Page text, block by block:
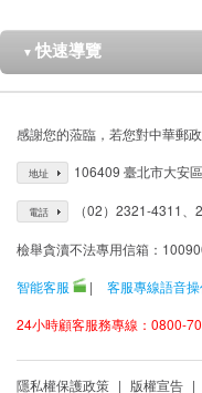
▼ 快速導覽
感謝您的蒞臨，若您對中華郵
地址 106409 臺北市大安
電話 （02）2321-4311
檢舉貪瀆不法專用信箱：
智能客服
| 客服專線語音
24小時顧客服務專線：0800-
隱私權保護政策 | 版權宣告 |